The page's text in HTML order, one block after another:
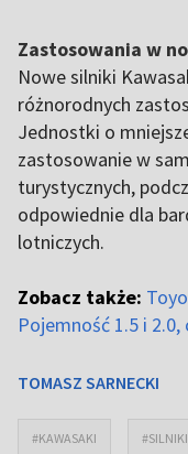
Zastosowania w
Nowe silniki
różnorodnych
Jednostki o
zastosowanie w
turystycznych,
odpowiednie dla
lotniczych.
Zobacz także:
Pojemność 1.5 i
TOMASZ SARNECKI
#KAWASAKI #SILNIKI